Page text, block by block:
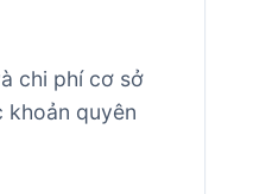
chi phí cơ sở
khoản quyên